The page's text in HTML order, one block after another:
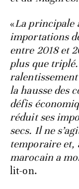
«La principale
importations
entre 2018 et
plus que
la hausse des
défis
réduit ses
secs. Il ne
temporaire et,
marocain a
lit-on.